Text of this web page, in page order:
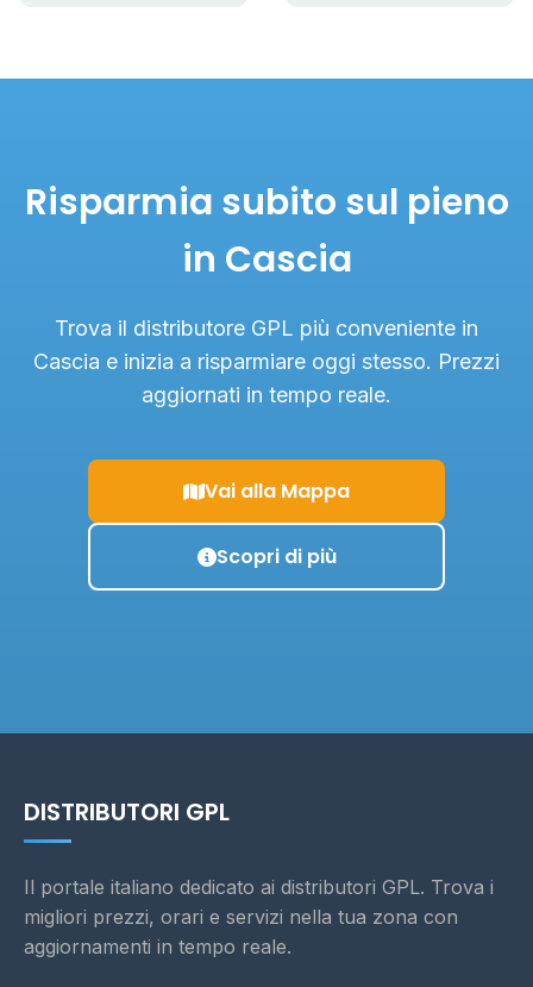
Risparmia subito sul pieno
in Cascia
Trova il distributore GPL più conveniente in
Cascia e inizia a risparmiare oggi stesso. Prezzi
aggiornati in tempo reale.
Vai alla Mappa
Scopri di più
DISTRIBUTORI GPL
Il portale italiano dedicato ai distributori GPL. Trova i
migliori prezzi, orari e servizi nella tua zona con
aggiornamenti in tempo reale.